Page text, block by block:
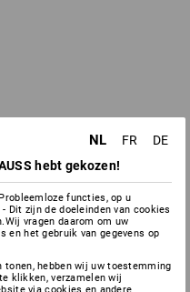
NL FR
DE
hebt gekozen!
functies, op u
Dit zijn de doeleinden van cookies
vragen daarom om uw
en het gebruik van gegevens op
tonen, hebben wij uw toestemming
klikken, verzamelen wij
via cookies en andere